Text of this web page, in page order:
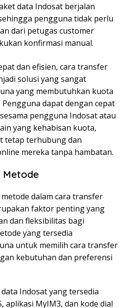
data Indosat berjalan
pengguna tidak perlu
dari petugas customer
konfirmasi manual.
dan efisien, cara transfer
solusi yang sangat
yang membutuhkan kuota
dapat dengan cepat
pengguna Indosat atau
yang kehabisan kuota,
tetap terhubung dan
mereka tanpa hambatan.
Metode
dalam cara transfer
faktor penting yang
dan fleksibilitas bagi
yang tersedia
untuk memilih cara transfer
kebutuhan dan preferensi
Indosat yang tersedia
aplikasi MyIM3, dan kode dial